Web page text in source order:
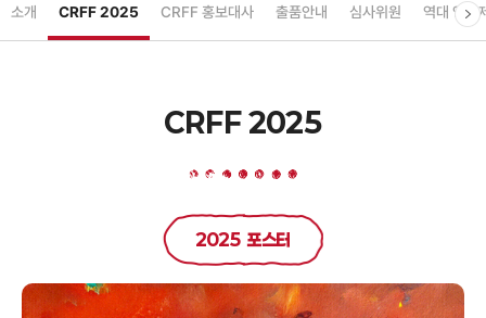
소개 CRFF 2025 CRFF 홍보대사 출품안내 심사위원 역대 영화
CRFF 2025
2025 포스터